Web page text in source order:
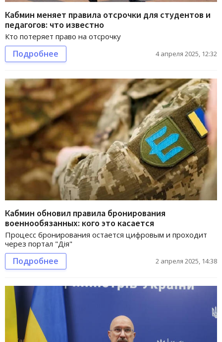
Кабмин меняет правила отсрочки для студентов и
педагогов: что известно
Кто потеряет право на отсрочку
Подробнее 4 апреля 2025, 12:32
Кабмин обновил правила бронирования
военнообязанных: кого это касается
Процесс бронирования остается цифровым и проходит
через портал "Дія"
Подробнее 2 апреля 2025, 14:38